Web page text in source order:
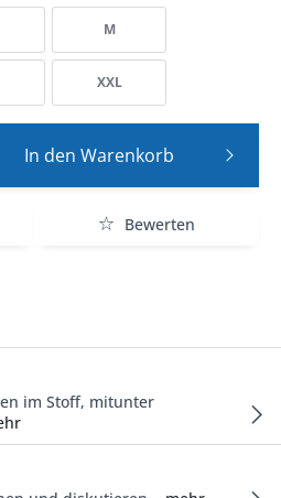
M
XXL
In den Warenkorb
Bewerten
im Stoff, mitunter